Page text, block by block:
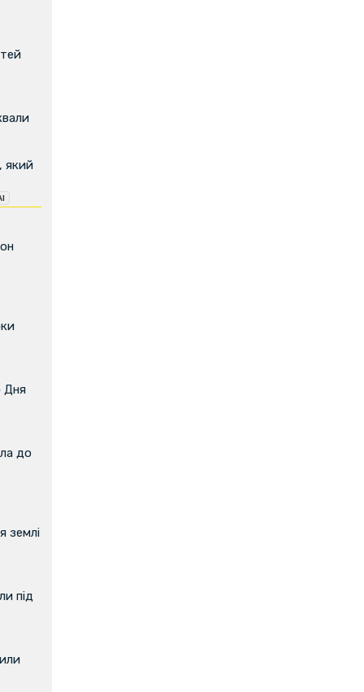
який
Дня
до
землі
під